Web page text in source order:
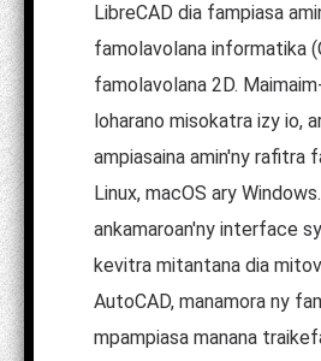
LibreCAD dia fampiasa
famolavolana informatika
famolavolana 2D.
loharano misokatra izy io,
ampiasaina amin'ny rafitra
Linux, macOS ary
ankamaroan'ny interface
kevitra mitantana dia
AutoCAD, manamora ny
mpampiasa manana